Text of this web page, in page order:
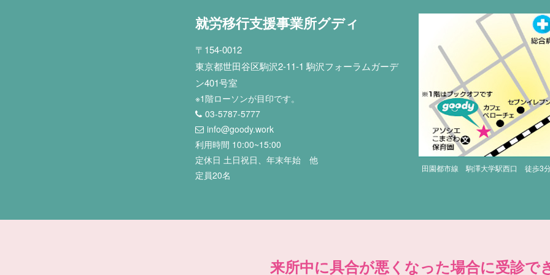
就労移行支援事業所グディ
〒154-0012
東京都世田谷区駒沢2-11-1 駒沢フォーラムガーデ
ン401号室
※1階ローソンが目印です。
03-5787-5777
info@goody.work
利用時間 10:00~15:00
定休日 土日祝日、年末年始 他
定員20名
田園都市線 駒澤大学駅西口 徒歩3
来所中に具合が悪くなった場合に受診で